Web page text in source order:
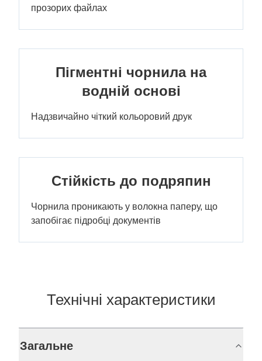
прозорих файлах
Пігментні чорнила на
водній основі
Надзвичайно чіткий кольоровий друк
Стійкість до подряпин
Чорнила проникають у волокна паперу, що
запобігає підробці документів
Технічні характеристики
Загальне